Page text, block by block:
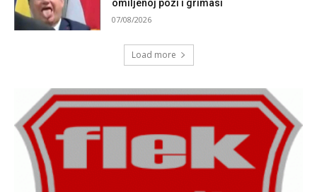
omiljenoj pozi i grimasi
07/08/2026
Load more